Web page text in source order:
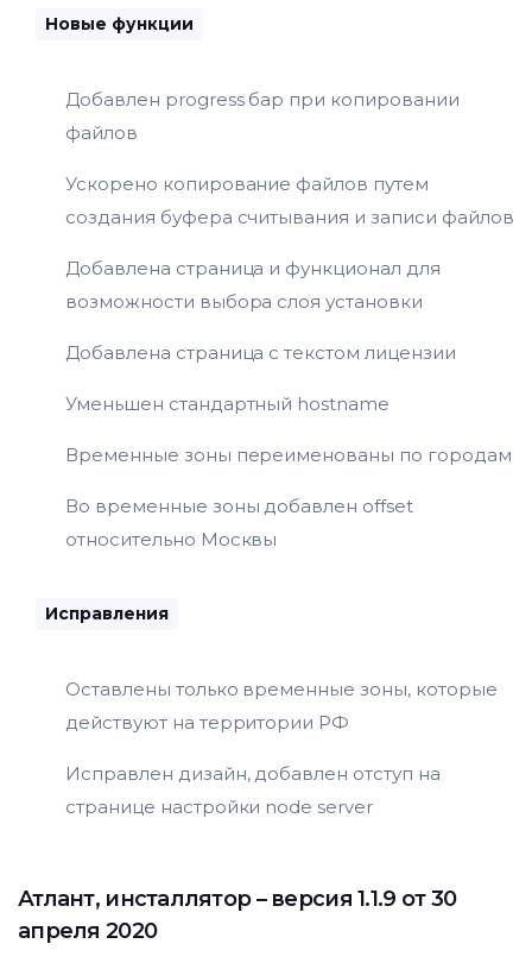
Новые функции
Добавлен progress бар при копировании
файлов
Ускорено копирование файлов путем
создания буфера считывания и записи файлов
Добавлена страница и функционал для
возможности выбора слоя установки
Добавлена страница с текстом лицензии
Уменьшен стандартный hostname
Временные зоны переименованы по городам
Во временные зоны добавлен offset
относительно Москвы
Исправления
Оставлены только временные зоны, которые
действуют на территории РФ
Исправлен дизайн, добавлен отступ на
странице настройки node server
Атлант, инсталлятор– версия 1.1.9 от 30
апреля 2020